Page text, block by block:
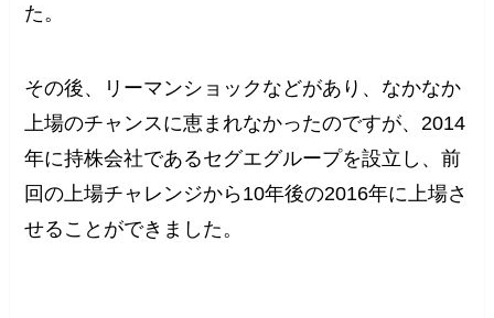
た。
その後、リーマンショックなどがあり、なかなか
上場のチャンスに恵まれなかったのですが、2014
年に持株会社であるセグエグループを設立し、前
回の上場チャレンジから10年後の2016年に上場さ
せることができました。